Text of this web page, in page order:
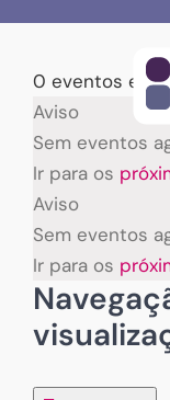
content0 eventos
for
18/01/
Aviso
Sem eventos
Ir para os
Aviso
Sem eventos
Ir para os